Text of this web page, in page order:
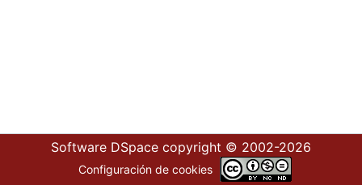
Software DSpace copyright © 2002-2026
Configuración de cookies